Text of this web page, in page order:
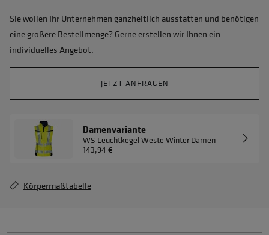
Sie wollen Ihr Unternehmen ganzheitlich ausstatten und benötigen
eine größere Bestellmenge? Gerne erstellen wir Ihnen ein
individuelles Angebot.
JETZT ANFRAGEN
Damenvariante
WS Leuchtkegel Weste Winter Damen
143,94 €
Körpermaßtabelle